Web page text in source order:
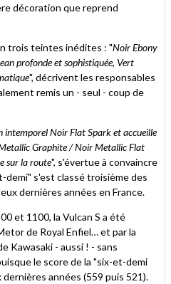
décoration que reprend
trois teintes inédites : "Noir Ebony
profonde et sophistiquée, Vert
", décrivent les responsables
remis un - seul - coup de
intemporel Noir Flat Spark et accueille
Graphite / Noir Metallic Flat
sur la route", s'évertue à convaincre
s'est classé troisième des
dernières années en France.
et 1100, la Vulcan S a été
de Royal Enfiel… et par la
Kawasaki - aussi ! - sans
le score de la "six-et-demi
années (559 puis 521).